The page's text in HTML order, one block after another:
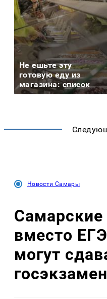
Не ешьте эту
готовую еду из
магазина: список
Новости Самары
вместо
могут